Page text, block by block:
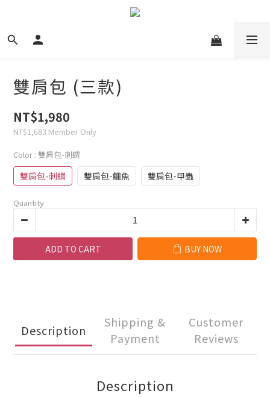
雙肩包 (三款)
NT$1,980
NT$1,683 Member Only
Color : 雙肩包-刺蝟
雙肩包-刺蝟 雙肩包-鱷魚 雙肩包-甲蟲
Quantity
ADD TO CART BUY NOW
Description
Shipping &
Payment
Customer
Reviews
Description